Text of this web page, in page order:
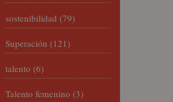
sostenibilidad (79)
Superación (121)
talento (6)
Talento femenino (3)